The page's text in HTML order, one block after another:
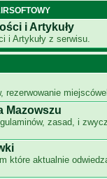
i Artykuły
i Artykuły z serwisu.
rezerwowanie
Mazowszu
zasad, i
które aktualnie